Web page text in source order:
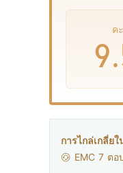
ค
8
9.
การไกล่เกลี่ย
EMC 7 ตอ